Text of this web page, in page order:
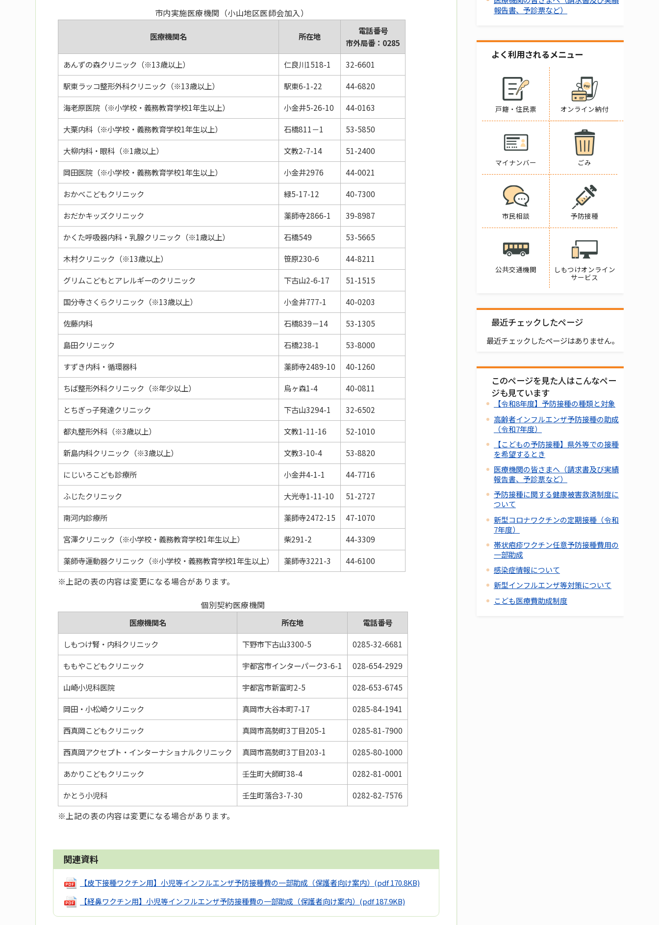
市内実施医療機関（小山地区医師会加入）
医療機関名 所在地
電話番号
市外局番：0285
あんずの森クリニック（※13歳以上）
仁良川1518-1
32-6601
駅東ラッコ整形外科クリニック（※13歳以上）
駅東6-1-22
44-6820
海老原医院（※小学校・義務教育学校1年生以上）
小金井5-26-10
44-0163
大栗内科（※小学校・義務教育学校1年生以上）
石橋811－1
53-5850
大柳内科・眼科（※1歳以上）
文教2-7-14
51-2400
岡田医院（※小学校・義務教育学校1年生以上）
小金井2976
44-0021
おかべこどもクリニック
緑5-17-12
40-7300
おだかキッズクリニック
薬師寺2866-1
39-8987
かくた呼吸器内科・乳腺クリニック（※1歳以上）
石橋549
53-5665
木村クリニック（※13歳以上）
笹原230-6
44-8211
グリムこどもとアレルギーのクリニック
下古山2-6-17
51-1515
国分寺さくらクリニック（※13歳以上）
小金井777-1
40-0203
佐藤内科
石橋839－14
53-1305
島田クリニック
石橋238-1
53-8000
すずき内科・循環器科
薬師寺2489-10
40-1260
ちば整形外科クリニック（※年少以上）
烏ヶ森1-4
40-0811
とちぎっ子発達クリニック
下古山3294-1
32-6502
都丸整形外科（※3歳以上）
文教1-11-16
52-1010
新島内科クリニック（※3歳以上）
文教3-10-4
53-8820
にじいろこども診療所
小金井4-1-1
44-7716
ふじたクリニック
大光寺1-11-10
51-2727
南河内診療所
薬師寺2472-15
47-1070
宮澤クリニック（※小学校・義務教育学校1年生以上）
柴291-2
44-3309
薬師寺運動器クリニック（※小学校・義務教育学校1年生以上）
薬師寺3221-3 44-6100
※上記の表の内容は変更になる場合があります。
個別契約医療機関
医療機関名 所在地
電話番号
しもつけ腎・内科クリニック
下野市下古山3300-5
0285-32-6681
ももやこどもクリニック
宇都宮市インターパーク3-6-1
028-654-2929
山崎小児科医院
宇都宮市新富町2-5
028-653-6745
岡田・小松崎クリニック
真岡市大谷本町7-17
0285-84-1941
西真岡こどもクリニック
真岡市高勢町3丁目205-1
0285-81-7900
西真岡アクセプト・インターナショナルクリニック
真岡市高勢町3丁目203-1
0285-80-1000
あかりこどもクリニック
壬生町大師町38-4
0282-81-0001
かとう小児科
壬生町落合3-7-30 0282-82-7576
※上記の表の内容は変更になる場合があります。
関連資料
【皮下接種ワクチン用】小児等インフルエンザ予防接種費の一部助成（保護者向け案内） (pdf 170.8KB)
【経鼻ワクチン用】小児等インフルエンザ予防接種費の一部助成（保護者向け案内） (pdf 187.9KB)
報告書、予診票など）
よく利用されるメニュー
戸籍・住民票 オンライン納付
マイナンバー ごみ
市民相談 予防接種
公共交通機関
しもつけオンライン
サービス
最近チェックしたページ
最近チェックしたページはありません。
このページを見た人はこんなペー
ジも見ています
【令和8年度】予防接種の種類と対象
高齢者インフルエンザ予防接種の助成
（令和7年度）
【こどもの予防接種】県外等での接種
を希望するとき
医療機関の皆さまへ（請求書及び実績
報告書、予診票など）
予防接種に関する健康被害救済制度に
ついて
新型コロナワクチンの定期接種（令和
7年度）
帯状疱疹ワクチン任意予防接種費用の
一部助成
感染症情報について
新型インフルエンザ等対策について
こども医療費助成制度